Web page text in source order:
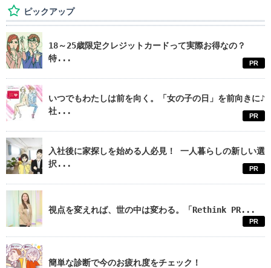
ピックアップ
18～25歳限定クレジットカードって実際お得なの？
特...
PR
いつでもわたしは前を向く。「女の子の日」を前向きに♪
社...
PR
入社後に家探しを始める人必見！ 一人暮らしの新しい選
択...
PR
視点を変えれば、世の中は変わる。「Rethink PR...
PR
簡単な診断で今のお疲れ度をチェック！